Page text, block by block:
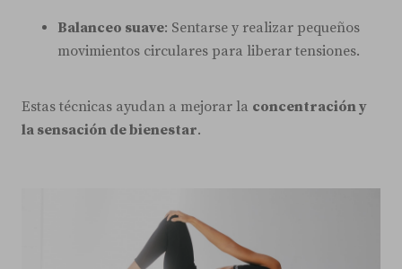
Balanceo suave: Sentarse y realizar pequeños
movimientos circulares para liberar tensiones.
Estas técnicas ayudan a mejorar la concentración y
la sensación de bienestar.